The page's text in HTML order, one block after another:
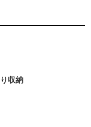
収納